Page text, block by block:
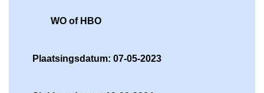
WO of HBO
Plaatsingsdatum: 07-05-2023